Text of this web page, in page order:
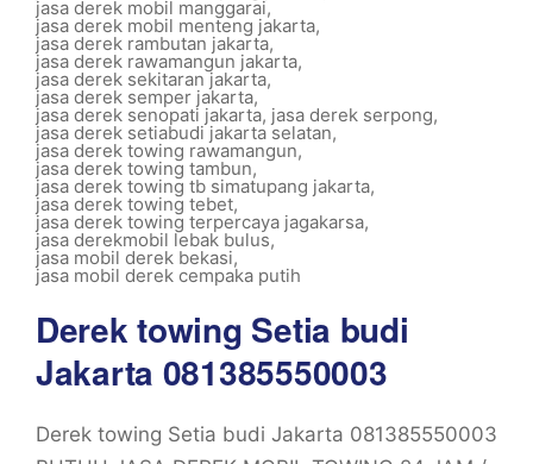
jasa derek mobil manggarai,
jasa derek mobil menteng jakarta,
jasa derek rambutan jakarta,
jasa derek rawamangun jakarta,
jasa derek sekitaran jakarta,
jasa derek semper jakarta,
jasa derek senopati jakarta, jasa derek serpong,
jasa derek setiabudi jakarta selatan,
jasa derek towing rawamangun,
jasa derek towing tambun,
jasa derek towing tb simatupang jakarta,
jasa derek towing tebet,
jasa derek towing terpercaya jagakarsa,
jasa derekmobil lebak bulus,
jasa mobil derek bekasi,
jasa mobil derek cempaka putih
Derek towing Setia budi
Jakarta 081385550003
Derek towing Setia budi Jakarta 081385550003